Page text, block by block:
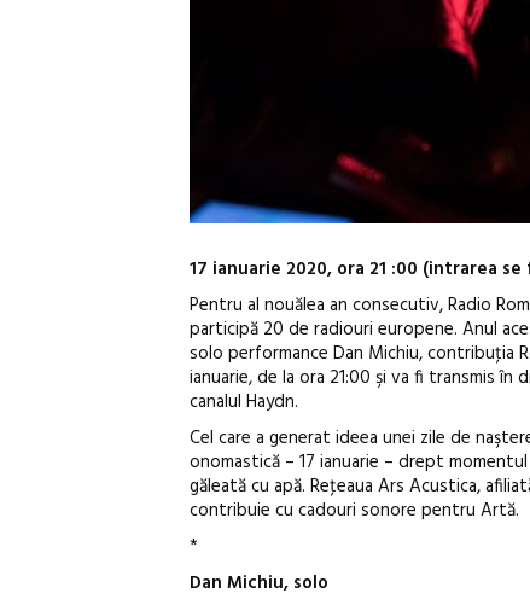
17 ianuarie 2020, ora 21 :00 (intrarea
Pentru al nouălea an consecutiv, Radio
participă 20 de radiouri europene. Anul
solo performance Dan Michiu, contribuţia
ianuarie, de la ora 21:00 şi va fi transmis
canalul Haydn.
Cel care a generat ideea unei zile de
onomastică – 17 ianuarie – drept
găleată cu apă. Reţeaua Ars Acustica,
contribuie cu cadouri sonore pentru Artă.
*
Dan Michiu, solo